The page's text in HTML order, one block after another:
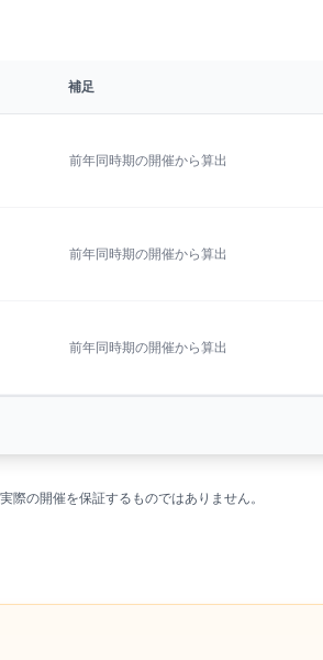
補足
前年同時期の開催から算出
前年同時期の開催から算出
前年同時期の開催から算出
の開催を保証するものではありません。